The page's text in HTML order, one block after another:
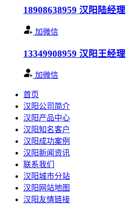
18908638959 汉阳陆经理
加微信
13349908959 汉阳王经理
加微信
首页
汉阳公司简介
汉阳产品中心
汉阳知名客户
汉阳成功案例
汉阳新闻资讯
联系我们
汉阳城市分站
汉阳网站地图
汉阳友情链接